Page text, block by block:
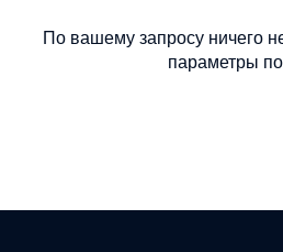
По вашему запросу ничего
параметры